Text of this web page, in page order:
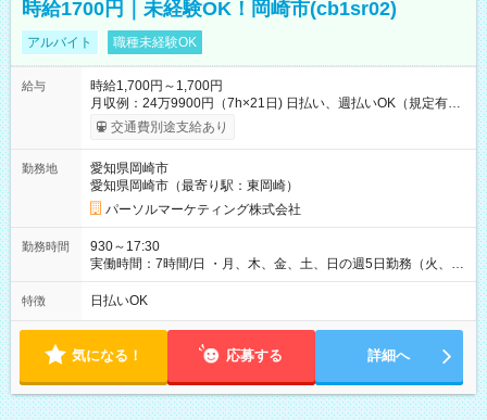
時給1700円｜未経験OK！岡崎市(cb1sr02)
アルバイト 職種未経験OK
給与
時給1,700円～1,700円
月収例：24万9900円（7h×21日) 日払い、週払いOK（規定有
り） 【試用期間】試用期間なし
交通費別途支給あり
勤務地
愛知県岡崎市
愛知県岡崎市（最寄り駅：東岡崎）
パーソルマーケティング株式会社
勤務時間
930～17:30
実働時間：7時間/日 ・月、木、金、土、日の週5日勤務（火、水
は固定休です／夏季、年末年始等、長期休暇有り！） ・ワンシ
フト！ 残業ほぼナシ（0～5h/月）
特徴 日払いOK
気になる！ 応募する 詳細へ